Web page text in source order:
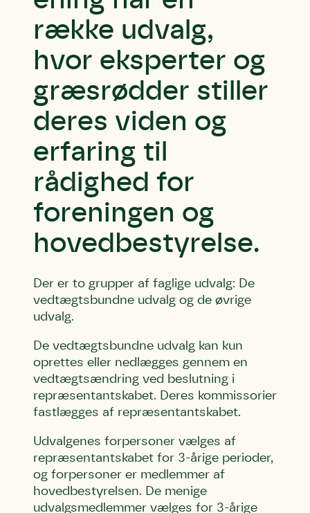
række udvalg,
hvor eksperter og
græsrødder stiller
deres viden og
erfaring til
rådighed for
foreningen og
hovedbestyrelse.
Der er to grupper af faglige udvalg: De
vedtægtsbundne udvalg og de øvrige
udvalg.
De vedtægtsbundne udvalg kan kun
oprettes eller nedlægges gennem en
vedtægtsændring ved beslutning i
repræsentantskabet. Deres kommissorier
fastlægges af repræsentantskabet.
Udvalgenes forpersoner vælges af
repræsentantskabet for 3-årige perioder,
og forpersoner er medlemmer af
hovedbestyrelsen. De menige
udvalgsmedlemmer vælges for 3-årige
Skriv under (hjørring)
Fornavn
Efternavn
Email
Telefon
Sund Limfjord
Fornavn
Efternavn
Email
Telefon
Storken tilbage til Kolding
Fornavn
Efternavn
Email
Telefon